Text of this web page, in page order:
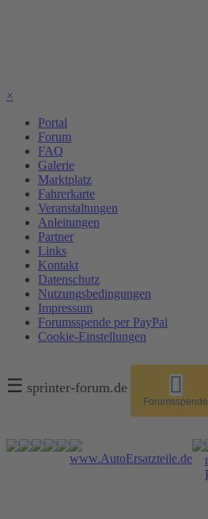
×
Portal
Forum
FAQ
Galerie
Marktplatz
Fahrerkarte
Veranstaltungen
Anleitungen
Partner
Links
Kontakt
Datenschutz
Nutzungsbedingungen
Impressum
Forumsspende per PayPal
Cookie-Einstellungen
☰ sprinter-forum.de
Forumsspende